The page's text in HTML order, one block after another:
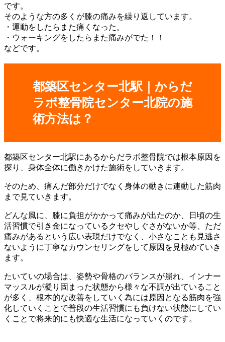
です。
そのような方の多くが膝の痛みを繰り返しています。
・運動をしたらまた痛くなった。
・ウォーキングをしたらまた痛みがでた！！
などです。
都築区センター北駅｜からだ
ラボ整骨院センター北院の施
術方法は？
都築区センター北駅にあるからだラボ整骨院では根本原因を
探り、身体全体に働きかけた施術をしていきます。
そのため、痛んだ部分だけでなく身体の動きに連動した筋肉
まで見ていきます。
どんな風に、膝に負担がかかって痛みが出たのか、日頃の生
活習慣で引き金になっているクセやしぐさがないか等、ただ
痛みがあるという広い表現だけでなく、小さなことも見逃さ
ないように丁寧なカウンセリングをして原因を見極めていき
ます。
たいていの場合は、姿勢や骨格のバランスが崩れ、インナー
マッスルが凝り固まった状態から様々な不調が出ていること
が多く、根本的な改善をしていく為には原因となる筋肉を強
化していくことで普段の生活習慣にも負けない状態にしてい
くことで将来的にも快適な生活になっていくのです。